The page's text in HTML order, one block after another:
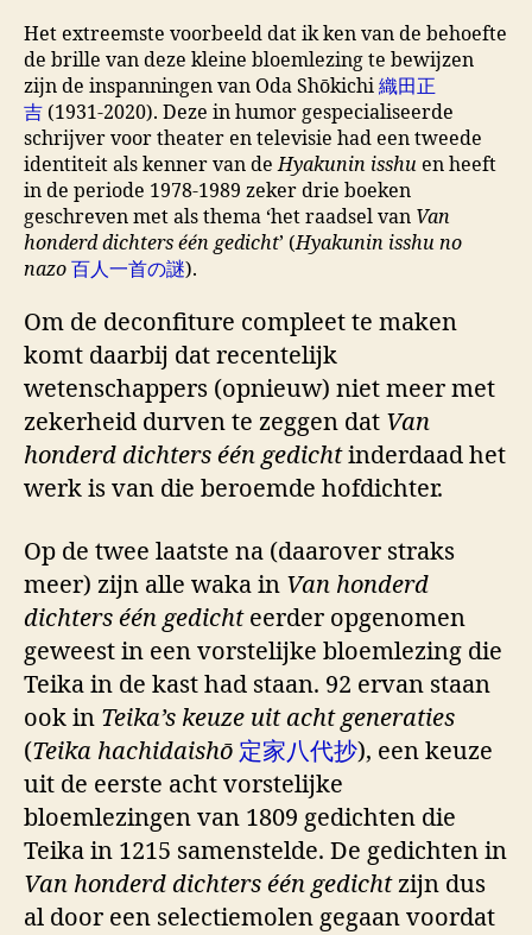
Het extreemste voorbeeld dat ik ken van de behoefte
de brille van deze kleine bloemlezing te bewijzen
zijn de inspanningen van Oda Shōkichi 織田正
吉 (1931-2020). Deze in humor gespecialiseerde
schrijver voor theater en televisie had een tweede
identiteit als kenner van deHyakunin isshu en heeft
in de periode 1978-1989 zeker drie boeken
geschreven met als thema ‘het raadsel van Van
honderd dichters één gedicht’ (Hyakunin isshu no
nazo 百人一首の謎).
Om de deconfiture compleet te maken
komt daarbij dat recentelijk
wetenschappers (opnieuw) niet meer met
zekerheid durven te zeggen dat Van
honderd dichters één gedichtinderdaad het
werk is van die beroemde hofdichter.
Op de twee laatste na (daarover straks
meer) zijn alle waka in Van honderd
dichters één gedichteerder opgenomen
geweest in een vorstelijke bloemlezing die
Teika in de kast had staan. 92 ervan staan
ook in Teika’s keuze uit acht generaties
(Teika hachidaishō 定家八代抄), een keuze
uit de eerste acht vorstelijke
bloemlezingen van 1809 gedichten die
Teika in 1215 samenstelde. De gedichten in
Van honderd dichters één gedichtzijn dus
al door een selectiemolen gegaan voordat